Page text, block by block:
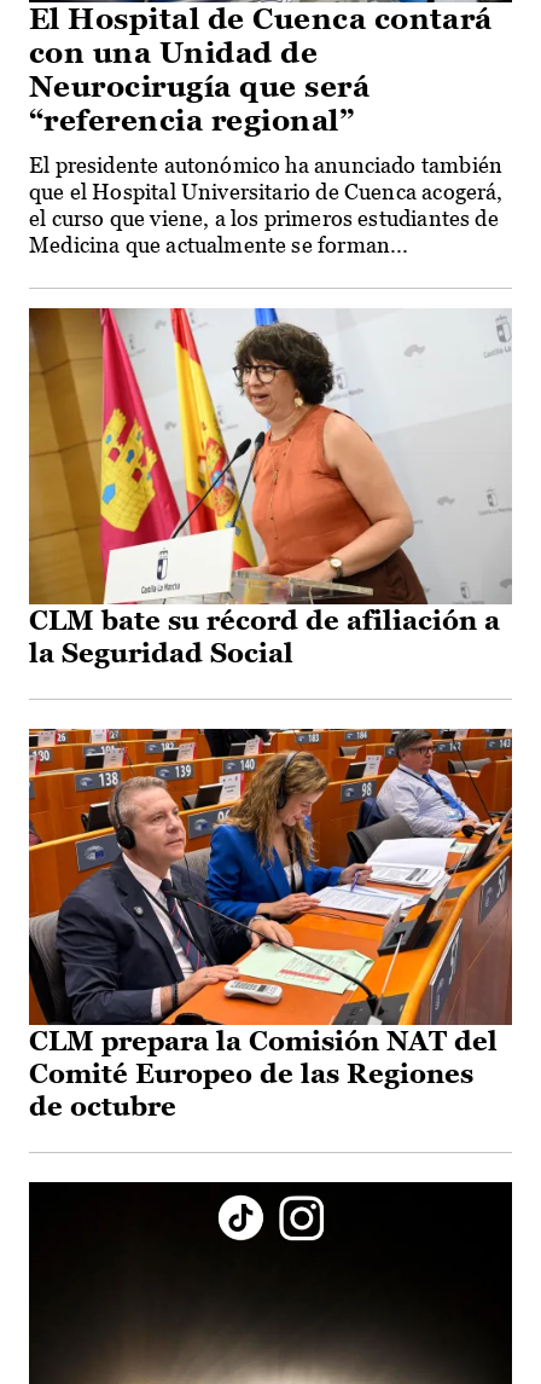
El Hospital de Cuenca contará
con una Unidad de
Neurocirugía que será
“referencia regional”
El presidente autonómico ha anunciado también
que el Hospital Universitario de Cuenca acogerá,
el curso que viene, a los primeros estudiantes de
Medicina que actualmente se forman...
CLM bate su récord de afiliación a
la Seguridad Social
CLM prepara la Comisión NAT del
Comité Europeo de las Regiones
de octubre